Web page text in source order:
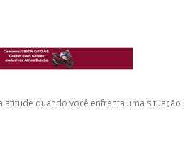
atitude quando você enfrenta uma situação